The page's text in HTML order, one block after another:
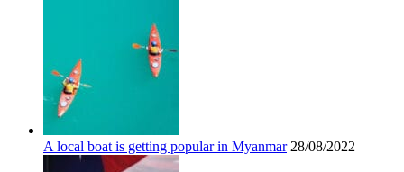
A local boat is getting popular in Myanmar 28/08/2022